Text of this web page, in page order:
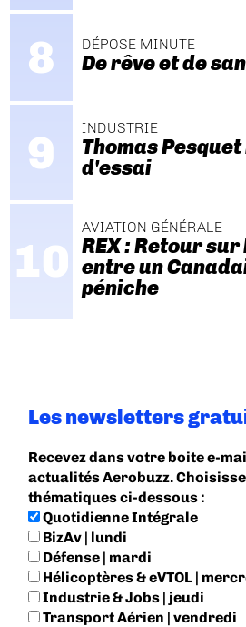
DÉPOSE MINUTE
De rêve et de
INDUSTRIE
Thomas
d'essai
AVIATION GÉNÉRALE
REX : Retour
entre un
péniche
Les newsletters
Recevez dans votre boite e-
actualités Aerobuzz.
thématiques ci-dessous :
Quotidienne Intégrale
BizAv | lundi
Défense | mardi
Hélicoptères & eVTOL |
Industrie & Jobs | jeudi
Transport Aérien | vendredi